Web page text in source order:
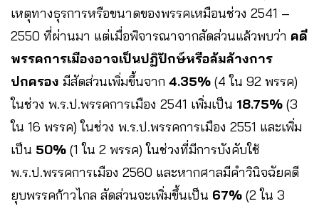
เหตุทางธุรการหรือขนาดของพรรคเหมือนช่วง 2541 –
2550 ที่ผ่านมา แต่เมื่อพิจารณาจากสัดส่วนแล้วพบว่า คดี
พรรคการเมืองอาจเป็นปฏิปักษ์หรือล้มล้างการ
ปกครอง มีสัดส่วนเพิ่มขึ้นจาก 4.35% (4 ใน 92 พรรค)
ในช่วง พ.ร.ป.พรรคการเมือง 2541 เพิ่มเป็น 18.75% (3
ใน 16 พรรค) ในช่วง พ.ร.ป.พรรคการเมือง 2551 และเพิ่ม
เป็น 50% (1 ใน 2 พรรค) ในช่วงที่มีการบังคับใช้
พ.ร.ป.พรรคการเมือง 2560 และหากศาลมีคำวินิจฉัยคดี
ยุบพรรคก้าวไกล สัดส่วนจะเพิ่มขึ้นเป็น 67% (2 ใน 3